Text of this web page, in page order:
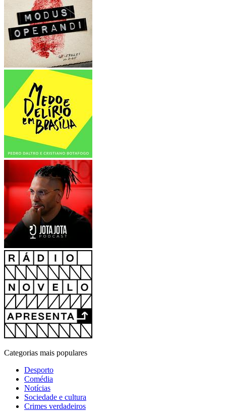
Categorias mais populares
Desporto
Comédia
Notícias
Sociedade e cultura
Crimes verdadeiros